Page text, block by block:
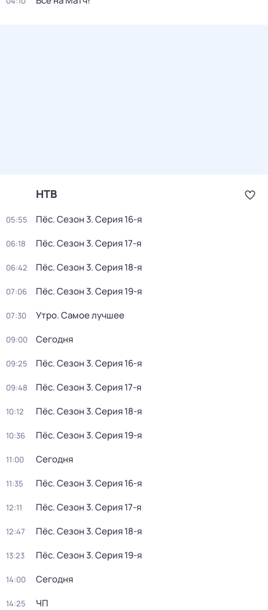
НТВ
05:55 Пёс. Сезон 3. Серия 16-я
06:18 Пёс. Сезон 3. Серия 17-я
06:42 Пёс. Сезон 3. Серия 18-я
07:06 Пёс. Сезон 3. Серия 19-я
07:30 Утро. Самое лучшее
09:00 Сегодня
09:25 Пёс. Сезон 3. Серия 16-я
09:48 Пёс. Сезон 3. Серия 17-я
10:12 Пёс. Сезон 3. Серия 18-я
10:36 Пёс. Сезон 3. Серия 19-я
11:00 Сегодня
11:35 Пёс. Сезон 3. Серия 16-я
12:11 Пёс. Сезон 3. Серия 17-я
12:47 Пёс. Сезон 3. Серия 18-я
13:23 Пёс. Сезон 3. Серия 19-я
14:00 Сегодня
14:25 ЧП